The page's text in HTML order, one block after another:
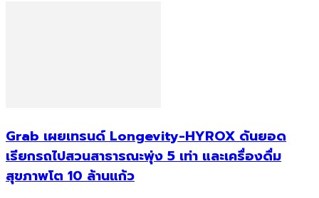
Grab เผยเทรนด์ Longevity-HYROX ดันยอด
เรียกรถไปสวนสาธารณะพุ่ง 5 เท่า และเครื่องดื่ม
สุขภาพโต 10 ล้านแก้ว